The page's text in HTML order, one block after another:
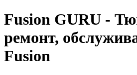
Fusion GURU -
ремонт,
Fusion